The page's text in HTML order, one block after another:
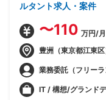
ルタント求人・案件
〜110 万円/
豊洲（東京都江東区
業務委託（フリーラ
IT / 構想/グランド